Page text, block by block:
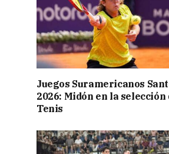
Juegos Suramericanos
2026: Midón en la selección
Tenis